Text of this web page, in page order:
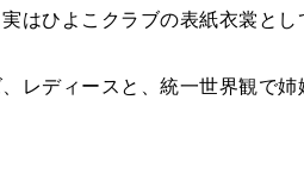
はひよこクラブの表紙衣裳とし
レディースと、統一世界観で